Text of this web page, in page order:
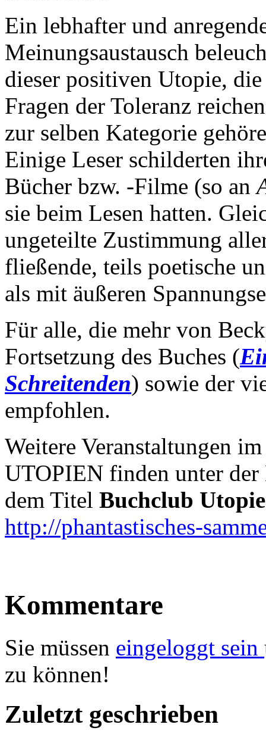
Ein lebhafter und
Meinungsaustausch
dieser positiven Utopie,
Fragen der Toleranz
zur selben Kategorie
Einige Leser schilderten
Bücher bzw. -Filme (so an
sie beim Lesen hatten.
ungeteilte Zustimmung
fließende, teils poetische
als mit äußeren
Für alle, die mehr von
Fortsetzung des Buches (
Schreitenden) sowie der
empfohlen.
Weitere Veranstaltungen
UTOPIEN finden unter
dem Titel Buchclub
http://phantastisches-
Kommentare
Sie müssen eingeloggt sein
zu können!
Zuletzt geschrieben